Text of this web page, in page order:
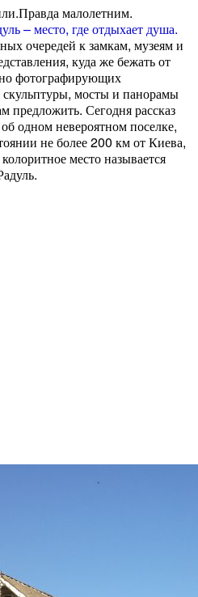
малолетним.
– место, где отдыхает душа.
очередей к замкам, музеям и
куда же бежать от
фотографирующих
скульптуры, мосты и панорамы
предложить. Сегодня рассказ
одном невероятном поселке,
не более 200 км от Киева,
место называется